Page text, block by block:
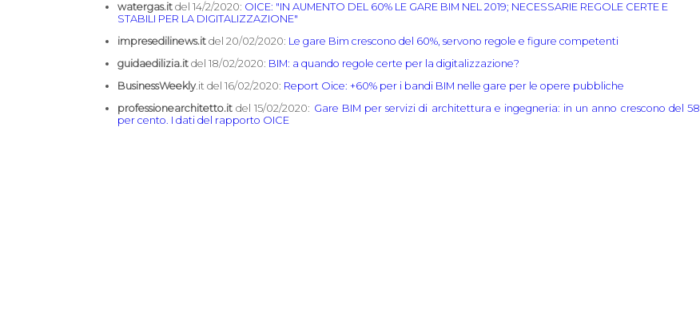
watergas.it del 14/2/2020: OICE: "IN AUMENTO DEL 60% LE GARE BIM NEL 2019; NECESSARIE REGOLE CERTE E
STABILI PER LA DIGITALIZZAZIONE"
impresedilinews.it del 20/02/2020: Le gare Bim crescono del 60%, servono regole e figure competenti
guidaedilizia.it del 18/02/2020: BIM: a quando regole certe per la digitalizzazione?
BusinessWeekly.it del 16/02/2020: Report Oice: +60% per i bandi BIM nelle gare per le opere pubbliche
professionearchitetto.it del 15/02/2020: Gare BIM per servizi di architettura e ingegneria: in un anno crescono del 58
per cento. I dati del rapporto OICE